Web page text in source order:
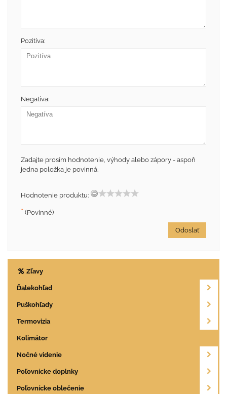
Pozitíva:
Negatíva:
Zadajte prosím hodnotenie, výhody alebo zápory - aspoň
jedna položka je povinná.
Hodnotenie produktu:
* (Povinné)
Odoslať
Zľavy
Ďalekohľad
Puškohľady
Termovizia
Kolimátor
Nočné videnie
Poľovnícke doplnky
Poľovnícke oblečenie